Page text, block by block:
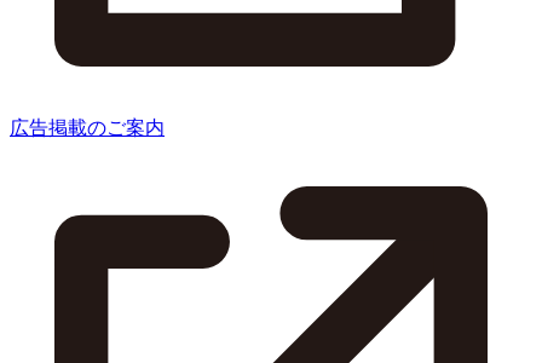
広告掲載のご案内